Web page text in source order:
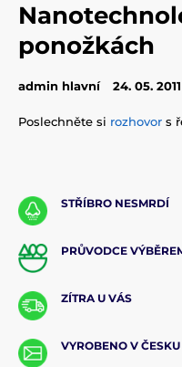
ponožkách
admin hlavní 24. 05. 2011
Poslechněte si rozhovor s
STŘÍBRO NESMRDÍ
PRŮVODCE
ZÍTRA U VÁS
VYROBENO V ČESKU